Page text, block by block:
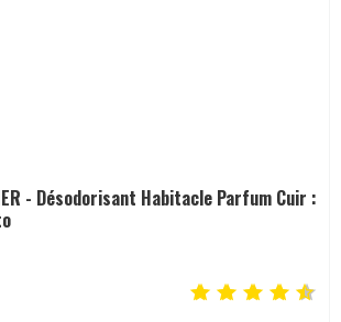
- Désodorisant Habitacle Parfum Cuir :